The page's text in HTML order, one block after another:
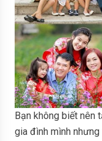
Bạn không biết nên
gia đình mình